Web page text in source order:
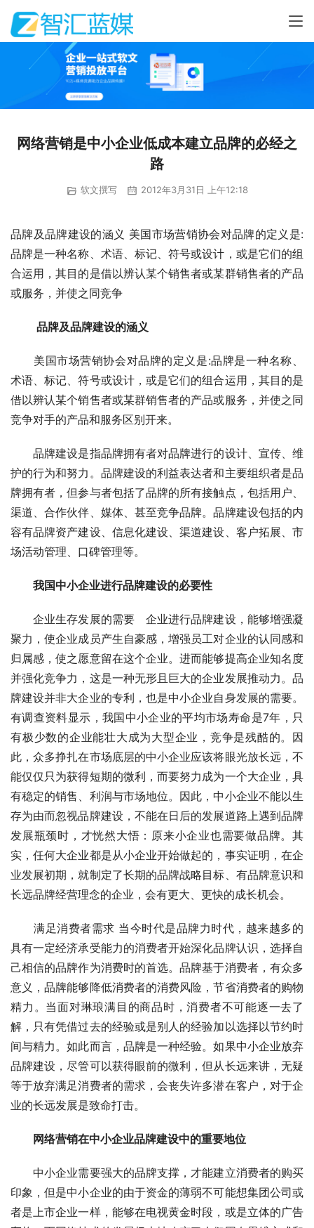
网络营销是中小企业低成本建立品牌的必经之
路
软文撰写 2012年3月31日 上午12:18
品牌及品牌建设的涵义 美国市场营销协会对品牌的定义是:
品牌是一种名称、术语、标记、符号或设计，或是它们的组
合运用，其目的是借以辨认某个销售者或某群销售者的产品
或服务，并使之同竞争
品牌及品牌建设的涵义
美国市场营销协会对品牌的定义是:品牌是一种名称、
术语、标记、符号或设计，或是它们的组合运用，其目的是
借以辨认某个销售者或某群销售者的产品或服务，并使之同
竞争对手的产品和服务区别开来。
品牌建设是指品牌拥有者对品牌进行的设计、宣传、维
护的行为和努力。品牌建设的利益表达者和主要组织者是品
牌拥有者，但参与者包括了品牌的所有接触点，包括用户、
渠道、合作伙伴、媒体、甚至竞争品牌。品牌建设包括的内
容有品牌资产建设、信息化建设、渠道建设、客户拓展、市
场活动管理、口碑管理等。
我国中小企业进行品牌建设的必要性
企业生存发展的需要　企业进行品牌建设，能够增强凝
聚力，使企业成员产生自豪感，增强员工对企业的认同感和
归属感，使之愿意留在这个企业。进而能够提高企业知名度
并强化竞争力，这是一种无形且巨大的企业发展推动力。品
牌建设并非大企业的专利，也是中小企业自身发展的需要。
有调查资料显示，我国中小企业的平均市场寿命是7年，只
有极少数的企业能壮大成为大型企业，竞争是残酷的。因
此，众多挣扎在市场底层的中小企业应该将眼光放长远，不
能仅仅只为获得短期的微利，而要努力成为一个大企业，具
有稳定的销售、利润与市场地位。因此，中小企业不能以生
存为由而忽视品牌建设，不能在日后的发展道路上遇到品牌
发展瓶颈时，才恍然大悟：原来小企业也需要做品牌。其
实，任何大企业都是从小企业开始做起的，事实证明，在企
业发展初期，就制定了长期的品牌战略目标、有品牌意识和
长远品牌经营理念的企业，会有更大、更快的成长机会。
满足消费者需求 当今时代是品牌力时代，越来越多的
具有一定经济承受能力的消费者开始深化品牌认识，选择自
己相信的品牌作为消费时的首选。品牌基于消费者，有众多
意义，品牌能够降低消费者的消费风险，节省消费者的购物
精力。当面对琳琅满目的商品时，消费者不可能逐一去了
解，只有凭借过去的经验或是别人的经验加以选择以节约时
间与精力。如此而言，品牌是一种经验。如果中小企业放弃
品牌建设，尽管可以获得眼前的微利，但从长远来讲，无疑
等于放弃满足消费者的需求，会丧失许多潜在客户，对于企
业的长远发展是致命打击。
网络营销在中小企业品牌建设中的重要地位
中小企业需要强大的品牌支撑，才能建立消费者的购买
印象，但是中小企业的由于资金的薄弱不可能想集团公司或
者是上市企业一样，能够在电视黄金时段，或是立体的广告